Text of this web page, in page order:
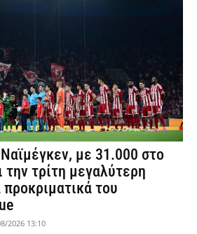
με 31.000 στο
την τρίτη μεγαλύτερη
του
2026 13:10